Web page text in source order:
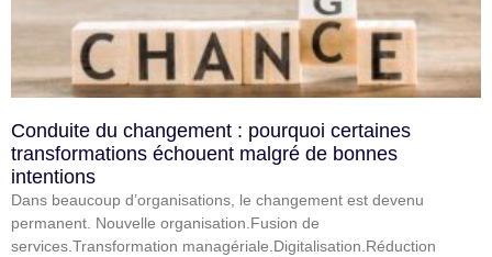
Conduite du changement : pourquoi certaines
transformations échouent malgré de bonnes
intentions
Dans beaucoup d’organisations, le changement est devenu
permanent. Nouvelle organisation.Fusion de
services.Transformation managériale.Digitalisation.Réduction